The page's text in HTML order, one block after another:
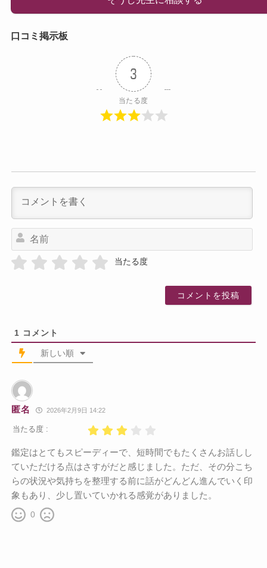
口コミ掲示板
3
当たる度
当たる度
1 コメント
新しい順
匿名 2026年2月9日 14:22
当たる度 :
鑑定はとてもスピーディーで、短時間でもたくさんお話しし
ていただける点はさすがだと感じました。ただ、その分こち
らの状況や気持ちを整理する前に話がどんどん進んでいく印
象もあり、少し置いていかれる感覚がありました。
0